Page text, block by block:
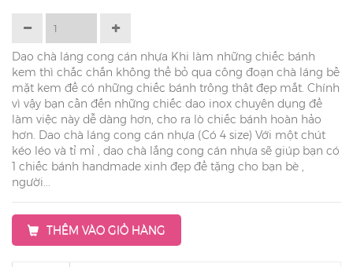
Dao chà láng cong cán nhựa Khi làm những chiếc bánh
kem thì chắc chắn không thể bỏ qua công đoạn chà láng bề
mặt kem để có những chiếc bánh trông thật đẹp mắt. Chính
vì vậy bạn cần đến những chiếc dao inox chuyên dụng để
làm việc này dễ dàng hơn, cho ra lò chiếc bánh hoàn hảo
hơn. Dao chà láng cong cán nhựa (Có 4 size) Với một chút
kéo léo và tỉ mỉ , dao chà lắng cong cán nhựa sẽ giúp bạn có
1 chiếc bánh handmade xinh đẹp để tặng cho bạn bè ,
người...
THÊM VÀO GIỎ HÀNG